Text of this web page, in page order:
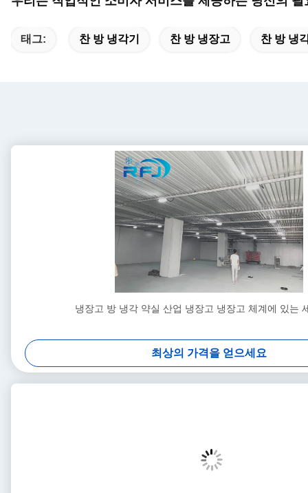
태그: 찬 방 냉각기 찬 방 냉장고 찬 방 냉
냉장고 방 냉각 약실 산업 냉장고 냉장고 체계에 있는
최상의 가격을 얻으세요